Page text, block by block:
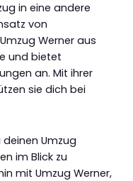
in eine andere
von
Werner aus
und bietet
an. Mit ihrer
sie dich bei
deinen Umzug
im Blick zu
mit Umzug Werner,